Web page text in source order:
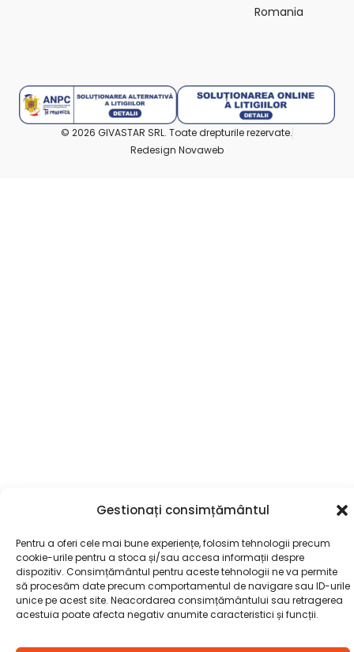
Gestionați consimțământul
Pentru a oferi cele mai bune experiențe, folosim tehnologii precum
cookie-urile pentru a stoca și/sau accesa informații despre
dispozitiv. Consimțământul pentru aceste tehnologii ne va permite
să procesăm date precum comportamentul de navigare sau ID-urile
unice pe acest site. Neacordarea consimțământului sau retragerea
acestuia poate afecta negativ anumite caracteristici și funcții.
Romania
© 2026 GIVASTAR SRL. Toate drepturile rezervate.
Redesign Novaweb